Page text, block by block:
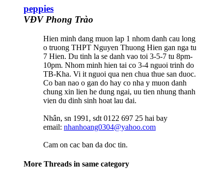
peppies
VĐV Phong Trào
Hien minh dang muon lap 1 nhom danh cau long
o truong THPT Nguyen Thuong Hien gan nga tu
7 Hien. Du tinh la se danh vao toi 3-5-7 tu 8pm-
10pm. Nhom minh hien tai co 3-4 nguoi trinh do
TB-Kha. Vi it nguoi qua nen chua thue san duoc.
Co ban nao o gan do hay co nha y muon danh
chung xin lien he dung ngai, uu tien nhung thanh
vien du dinh sinh hoat lau dai.
Nhân, sn 1991, sdt 0122 697 25 hai bay
email: nhanhoang0304@yahoo.com
Cam on cac ban da doc tin.
More Threads in same category